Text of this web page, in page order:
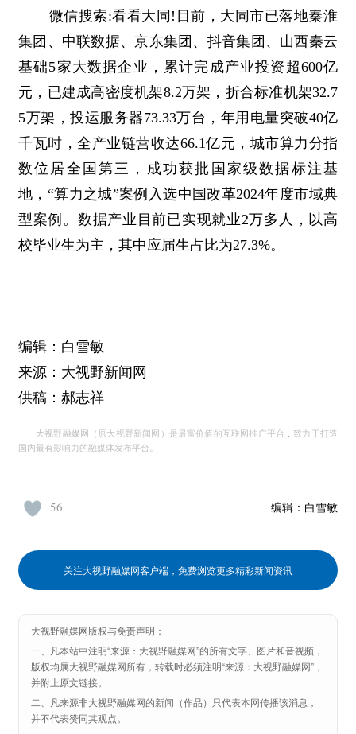
微信搜索:看看大同!目前，大同市已落地秦淮
集团、中联数据、京东集团、抖音集团、山西秦云
基础5家大数据企业，累计完成产业投资超600亿
元，已建成高密度机架8.2万架，折合标准机架32.7
5万架，投运服务器73.33万台，年用电量突破40亿
千瓦时，全产业链营收达66.1亿元，城市算力分指
数位居全国第三，成功获批国家级数据标注基
地，“算力之城”案例入选中国改革2024年度市域典
型案例。数据产业目前已实现就业2万多人，以高
校毕业生为主，其中应届生占比为27.3%。
编辑：白雪敏
来源：大视野新闻网
供稿：郝志祥
大视野融媒网（原大视野新闻网）是最富价值的互联网推广平台，致力于打造
国内最有影响力的融媒体发布平台。
编辑： 白雪敏
56
关注大视野融媒网客户端，免费浏览更多精彩新闻资讯
大视野融媒网版权与免责声明：
一、凡本站中注明“来源：大视野融媒网”的所有文字、图片和音视频，
版权均属大视野融媒网所有，转载时必须注明“来源：大视野融媒网”，
并附上原文链接。
二、凡来源非大视野融媒网的新闻（作品）只代表本网传播该消息，
并不代表赞同其观点。